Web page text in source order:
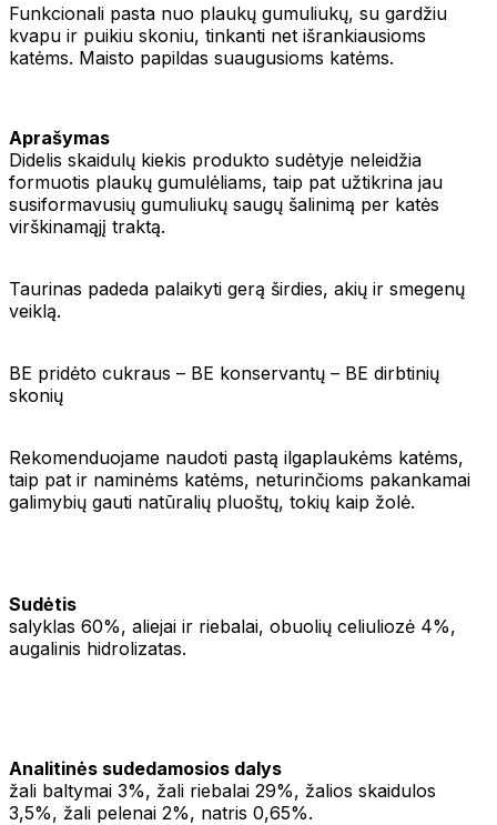
Funkcionali pasta nuo plaukų gumuliukų, su gardžiu
kvapu ir puikiu skoniu, tinkanti net išrankiausioms
katėms. Maisto papildas suaugusioms katėms.
Aprašymas
Didelis skaidulų kiekis produkto sudėtyje neleidžia
formuotis plaukų gumulėliams, taip pat užtikrina jau
susiformavusių gumuliukų saugų šalinimą per katės
virškinamąjį traktą.
Taurinas padeda palaikyti gerą širdies, akių ir smegenų
veiklą.
BE pridėto cukraus – BE konservantų – BE dirbtinių
skonių
Rekomenduojame naudoti pastą ilgaplaukėms katėms,
taip pat ir naminėms katėms, neturinčioms pakankamai
galimybių gauti natūralių pluoštų, tokių kaip žolė.
Sudėtis
salyklas 60%, aliejai ir riebalai, obuolių celiuliozė 4%,
augalinis hidrolizatas.
Analitinės sudedamosios dalys
žali baltymai 3%, žali riebalai 29%, žalios skaidulos
3,5%, žali pelenai 2%, natris 0,65%.